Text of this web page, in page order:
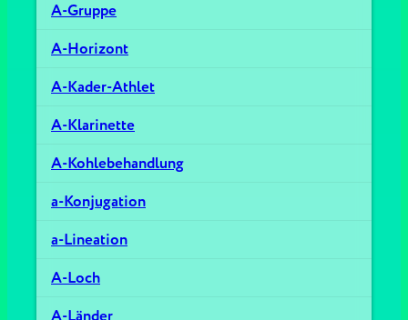
A-Gruppe
A-Horizont
A-Kader-Athlet
A-Klarinette
A-Kohlebehandlung
a-Konjugation
a-Lineation
A-Loch
A-Länder